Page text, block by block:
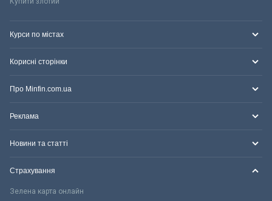
Курси по містах
Корисні сторінки
Про Minfin.com.ua
Реклама
Новини та статті
Страхування
Зелена карта онлайн